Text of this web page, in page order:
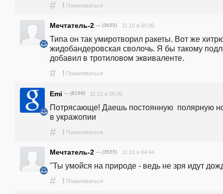
# ! Пожаловаться
Мечтатель-2 — (3655) 11.10 в 05:06
Типа он так умиротворил ракеты. Вот же
жидобандеровская сволочь. Я бы такому
добавил в тротиловом эквиваленте.
# ! Пожаловаться
Emi — (8168) 11.10 в 05:05
Потрясающе! Даешь постоянную  полярную
в укражопии
# ! Пожаловаться
Мечтатель-2 — (3655) 11.10 в 04:44
"Ты умойся на природе - ведь не зря идут
# ! Пожаловаться